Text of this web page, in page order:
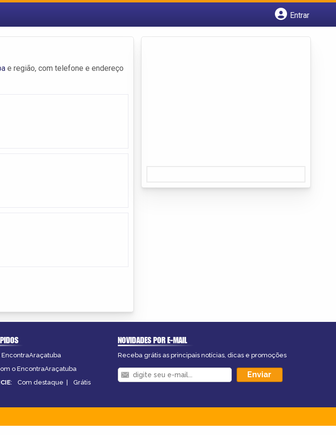
Entrar
e região, com telefone e endereço
EncontraAraçatuba
o EncontraAraçatuba
: Com destaque | Grátis
NOVIDADES POR E-MAIL
Receba grátis as principais notícias, dicas e promoções